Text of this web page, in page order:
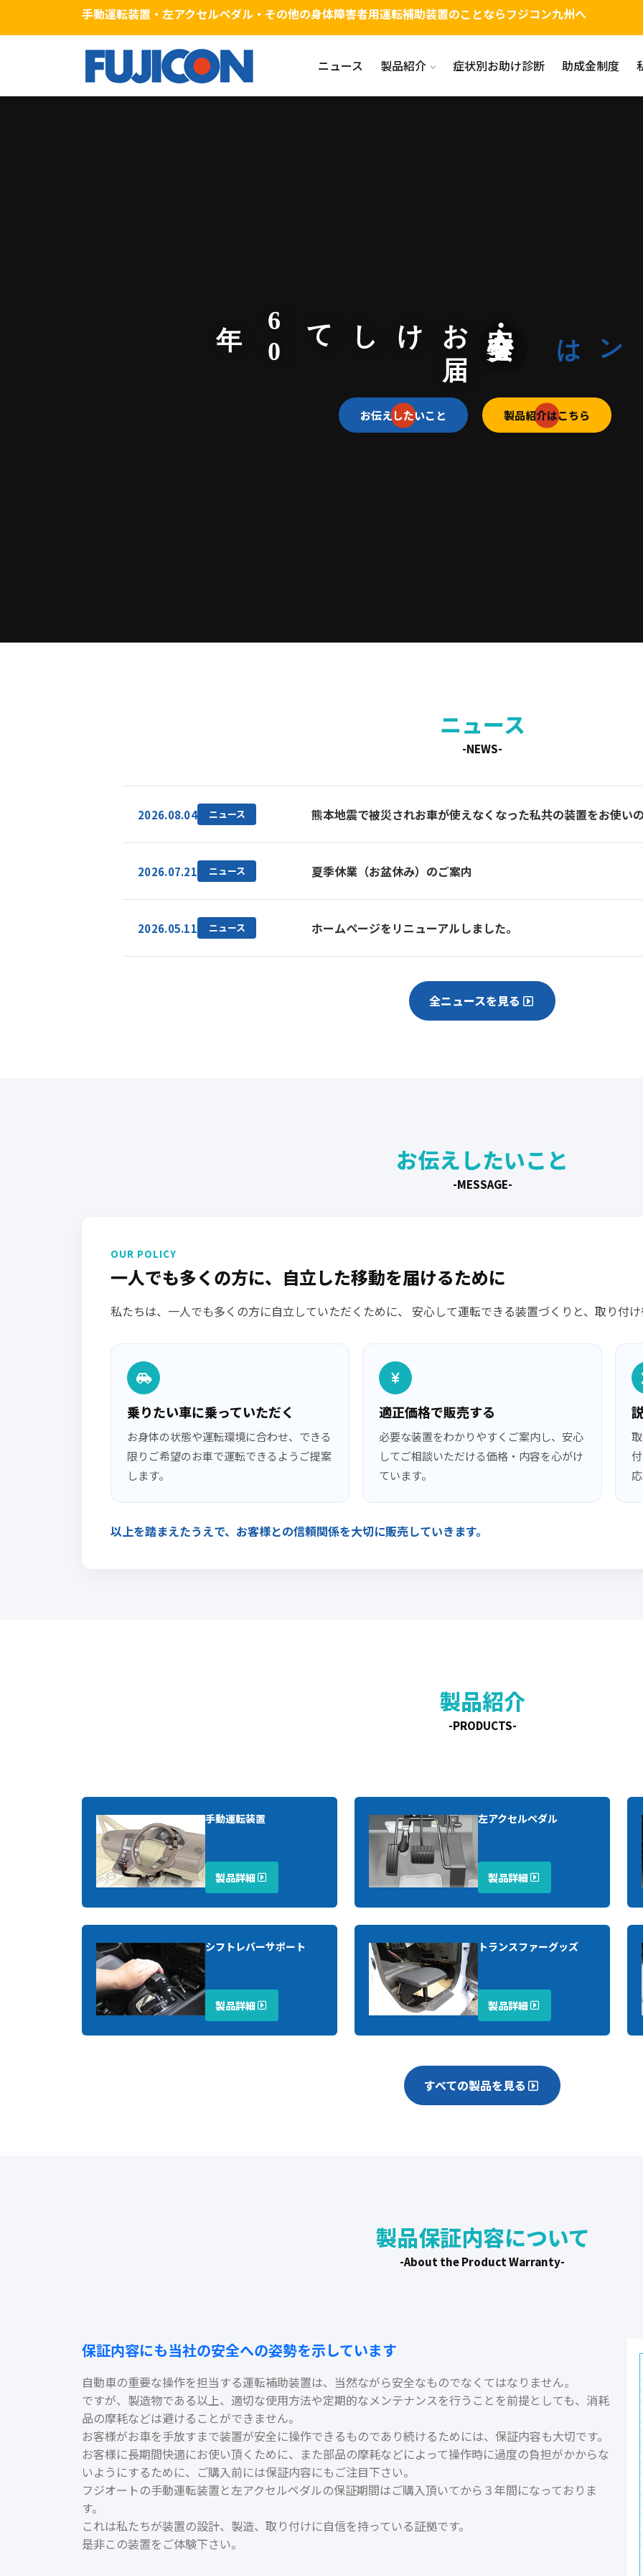
手動運転装置・左アクセルペダル・その他の身体障害者用運転補助装置のことならフジコン九州へ
ニュース 製品紹介 症状別お助け診断 助成金制度
安
心
・
安
全
を
お
届
けして6
0
年
お伝えしたいこと 製品紹介はこちら
ニュース
-NEWS-
2026.08.04 ニュース 熊本地震で被災されお車が使えなくなった私共の装置をお使い
2026.07.21 ニュース 夏季休業（お盆休み）のご案内
2026.05.11 ニュース ホームページをリニューアルしました。
全ニュースを見る
お伝えしたいこと
-MESSAGE-
OUR POLICY
一人でも多くの方に、自立した移動を届けるために
私たちは、一人でも多くの方に自立していただくために、 安心して運転できる装置づくりと、取り付
乗りたい車に乗っていただく
お身体の状態や運転環境に合わせ、できる
限りご希望のお車で運転できるようご提案
します。
適正価格で販売する
必要な装置をわかりやすくご案内し、安心
してご相談いただける価格・内容を心がけ
ています。
以上を踏まえたうえで、お客様との信頼関係を大切に販売していきます。
製品紹介
-PRODUCTS-
手動運転装置
製品詳細
左アクセルペダル
製品詳細
シフトレバーサポート
製品詳細
トランスファーグッズ
製品詳細
すべての製品を見る
製品保証内容について
-About the Product Warranty-
保証内容にも当社の安全への姿勢を示しています
自動車の重要な操作を担当する運転補助装置は、当然ながら安全なものでなくてはなりません。
ですが、製造物である以上、適切な使用方法や定期的なメンテナンスを行うことを前提としても、消耗
品の摩耗などは避けることができません。
お客様がお車を手放すまで装置が安全に操作できるものであり続けるためには、保証内容も大切です。
お客様に長期間快適にお使い頂くために、また部品の摩耗などによって操作時に過度の負担がかからな
いようにするために、ご購入前には保証内容にもご注目下さい。
フジオートの手動運転装置と左アクセルペダルの保証期間はご購入頂いてから３年間になっておりま
す。
これは私たちが装置の設計、製造、取り付けに自信を持っている証拠です。
是非この装置をご体験下さい。